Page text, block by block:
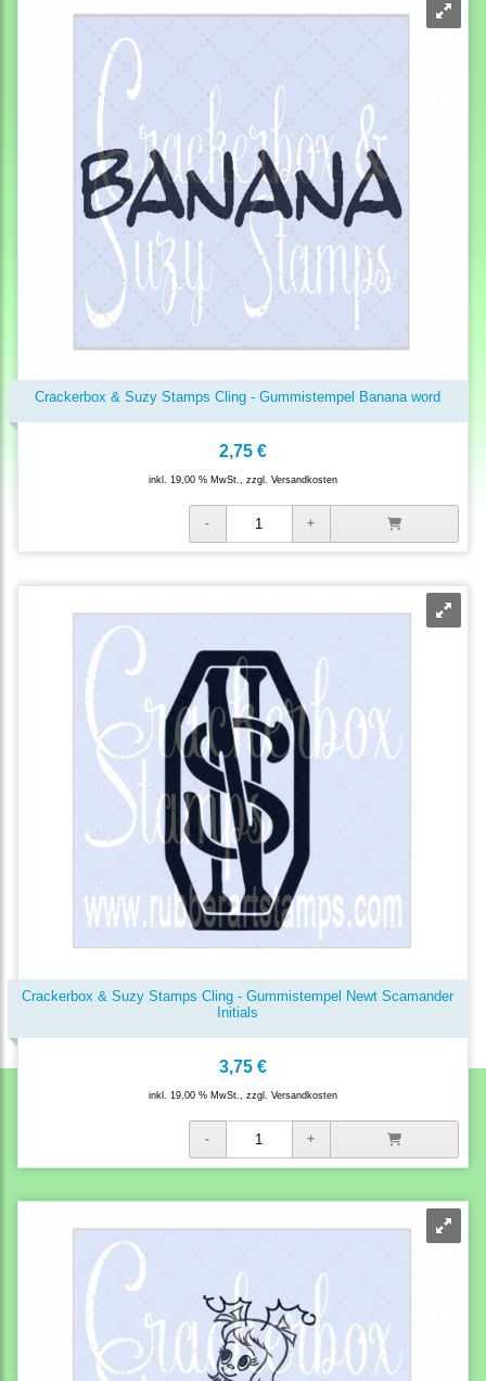
Crackerbox & Suzy Stamps Cling - Gummistempel Banana word
2,75 €
inkl. 19,00 % MwSt., zzgl. Versandkosten
Crackerbox & Suzy Stamps Cling - Gummistempel Newt Scamander
Initials
3,75 €
inkl. 19,00 % MwSt., zzgl. Versandkosten